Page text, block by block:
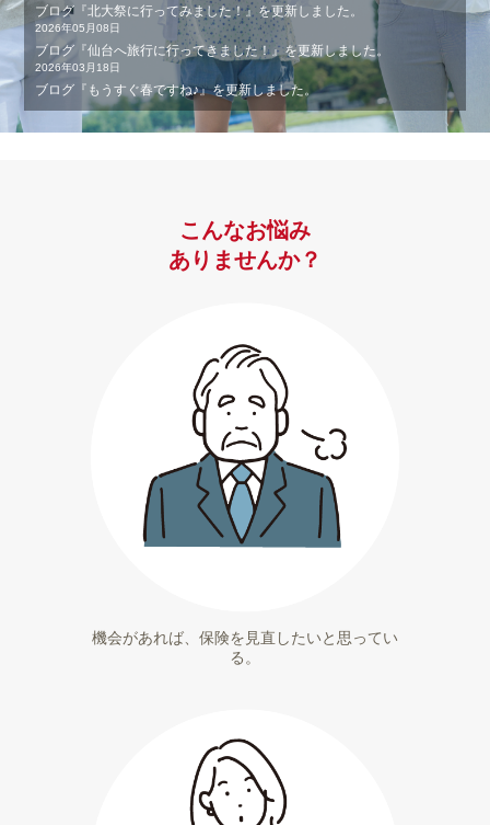
ブログ『北大祭に行ってみました！』を更新しました。
2026年05月08日
ブログ『仙台へ旅行に行ってきました！』を更新しました。
2026年03月18日
ブログ『もうすぐ春ですね♪』を更新しました。
こんなお悩み
ありませんか？
機会があれば、保険を見直したいと思ってい
る。